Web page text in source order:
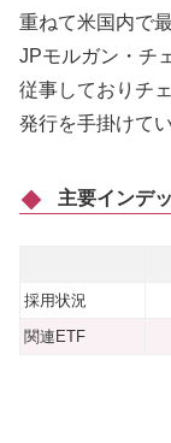
重ねて米国内で
JPモルガン・チ
従事しておりチ
発行を手掛けてい
主要インデ
採用状況
関連ETF